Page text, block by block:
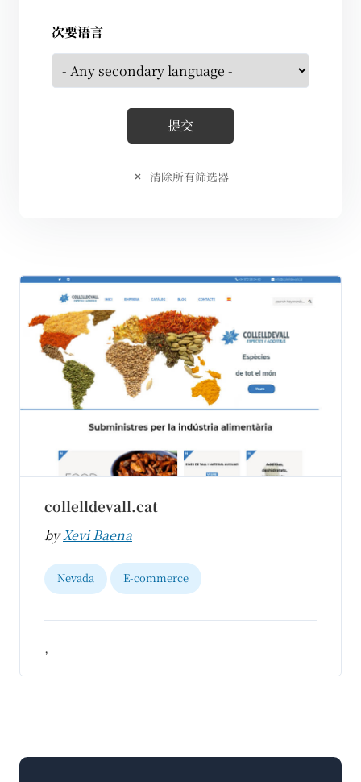
次要语言
清除所有筛选器
collelldevall.cat
byXevi Baena
Nevada E-commerce
,